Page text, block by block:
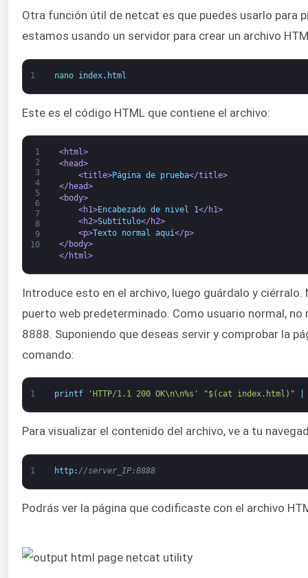
Otra función útil de netcat es que puedes usarlo para
estamos usando un servidor para crear un archivo
1 nano index. html
Este es el código HTML que contiene el archivo:
1
2
3
4
5
6
7
8
9
10
<html>
<head>
<title>Página de prueba</title>
</head>
<body>
<h1>Encabezado de nivel 1</h1>
<h2>Subtítulo</h2>
<p>Texto normal aquí</p>
</body>
</html>
Introduce esto en el archivo, luego guárdalo y
puerto web predeterminado. Como usuario normal,
8888. Suponiendo que deseas servir y comprobar la
comando:
1 printf 'HTTP/1.1 200 OK\n\n%s' "$(cat index.html)"
Para visualizar el contenido del archivo, ve a tu
1 http: //server_IP:8888
Podrás ver la página que codificaste con el archivo